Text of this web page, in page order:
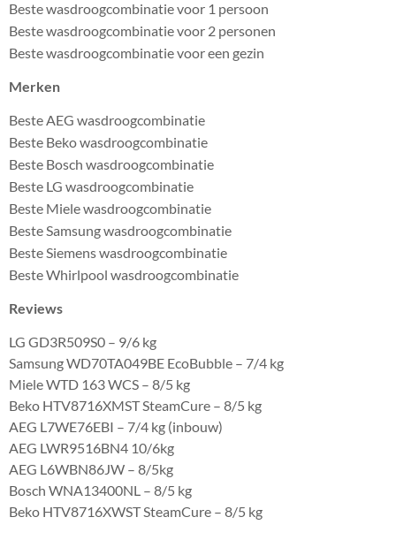
Beste wasdroogcombinatie voor 1 persoon
Beste wasdroogcombinatie voor 2 personen
Beste wasdroogcombinatie voor een gezin
Merken
Beste AEG wasdroogcombinatie
Beste Beko wasdroogcombinatie
Beste Bosch wasdroogcombinatie
Beste LG wasdroogcombinatie
Beste Miele wasdroogcombinatie
Beste Samsung wasdroogcombinatie
Beste Siemens wasdroogcombinatie
Beste Whirlpool wasdroogcombinatie
Reviews
LG GD3R509S0 – 9/6 kg
Samsung WD70TA049BE EcoBubble – 7/4 kg
Miele WTD 163 WCS – 8/5 kg
Beko HTV8716XMST SteamCure – 8/5 kg
AEG L7WE76EBI – 7/4 kg (inbouw)
AEG LWR9516BN4 10/6kg
AEG L6WBN86JW – 8/5kg
Bosch WNA13400NL – 8/5 kg
Beko HTV8716XWST SteamCure – 8/5 kg